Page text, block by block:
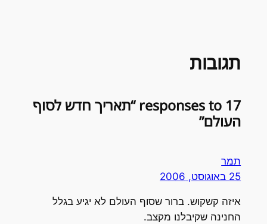
תגובות
17 responses to “תאריך חדש לסוף
העולם”
תמר
25 באוגוסט, 2006
איזה קשקוש. ברור שסוף העולם לא יגיע בגלל
החנינה שקיבלנו מקצב.